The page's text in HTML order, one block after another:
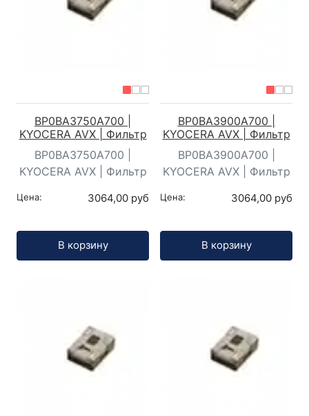
BP0BA3750A700 |
KYOCERA AVX | Фильтр
BP0BA3750A700 |
KYOCERA AVX | Фильтр
Цена: 3064,00 руб
В корзину
BP0BA3900A700 |
KYOCERA AVX | Фильтр
BP0BA3900A700 |
KYOCERA AVX | Фильтр
Цена: 3064,00 руб
В корзину